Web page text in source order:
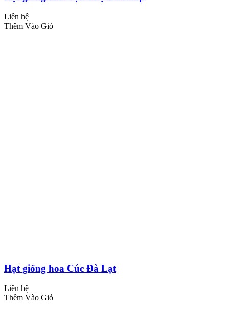
Liên hệ
Thêm Vào Giỏ
Hạt giống hoa Cúc Đà Lạt
Liên hệ
Thêm Vào Giỏ